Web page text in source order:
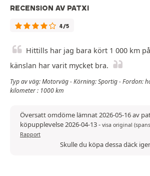
RECENSION AV PATXI
4/5
Hittills har jag bara kört 1 000 km
känslan har varit mycket bra.
Typ av väg: Motorväg - Körning: Sportig - Fordon:
kilometer : 1000 km
Översatt omdöme lämnat 2026-05-16 av
köpupplevelse 2026-04-13- visa original
Rapport
Skulle du köpa dessa däck